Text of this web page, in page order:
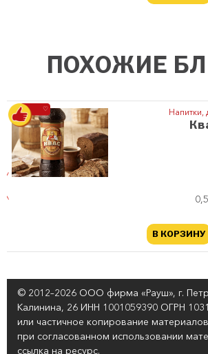
ПОХОЖИЕ
♡
Напитки,
В КОРЗИНУ
© 2012–2026 ООО фирма «Рауш», г.
Калинина, 26 ИНН 1001059390 ОГРН
или частичное копирование
при согласованном использовании
ссылка на ресурс.